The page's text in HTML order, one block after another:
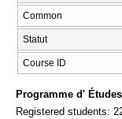
Common
Statut
Course ID
Programme d'
Registered students: